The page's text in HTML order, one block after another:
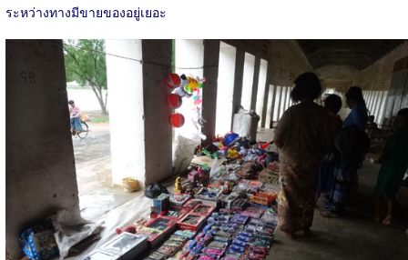
ระหว่างทางมีขายของอยู่เยอะ